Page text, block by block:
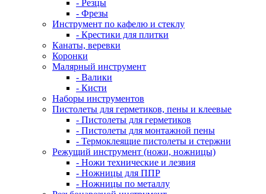
- Резцы
- Фрезы
Инструмент по кафелю и стеклу
- Крестики для плитки
Канаты, веревки
Коронки
Малярный инструмент
- Валики
- Кисти
Наборы инструментов
Пистолеты для герметиков, пены и клеевые
- Пистолеты для герметиков
- Пистолеты для монтажной пены
- Термоклеящие пистолеты и стержни
Режущий инструмент (ножи, ножницы)
- Ножи технические и лезвия
- Ножницы для ППР
- Ножницы по металлу